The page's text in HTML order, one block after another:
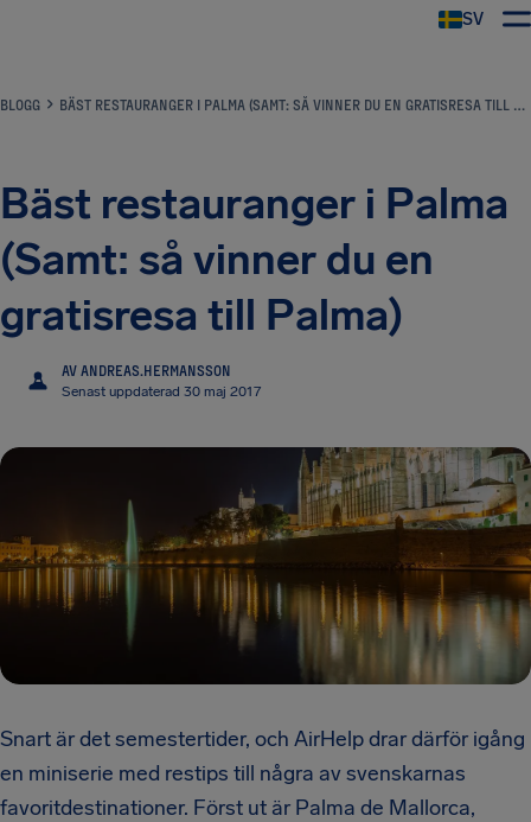
SV
BLOGG BÄST RESTAURANGER I PALMA (SAMT: SÅ VINNER DU EN GRATISRESA TILL PALMA)
Bäst restauranger i Palma
(Samt: så vinner du en
gratisresa till Palma)
A
AV ANDREAS.HERMANSSON
Senast uppdaterad 30 maj 2017
Snart är det semestertider, och AirHelp drar därför igång
en miniserie med restips till några av svenskarnas
favoritdestinationer. Först ut är Palma de Mallorca,